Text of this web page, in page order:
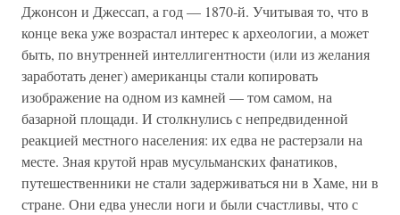
Джонсон и Джессап, а год — 1870-й. Учитывая то, что в
конце века уже возрастал интерес к археологии, а может
быть, по внутренней интеллигентности (или из желания
заработать денег) американцы стали копировать
изображение на одном из камней — том самом, на
базарной площади. И столкнулись с непредвиденной
реакцией местного населения: их едва не растерзали на
месте. Зная крутой нрав мусульманских фанатиков,
путешественники не стали задерживаться ни в Хаме, ни в
стране. Они едва унесли ноги и были счастливы, что с